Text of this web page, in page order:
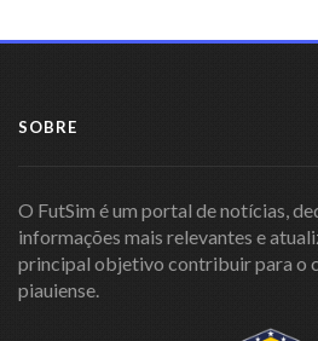
SOBRE
O FutSim é um portal de notícias,
informações mais relevantes e
principal objetivo contribuir para o
piauiense.